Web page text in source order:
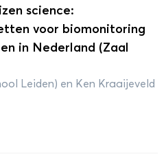
science:
voor biomonitoring
in Nederland (Zaal
Leiden) en Ken Kraaijeveld